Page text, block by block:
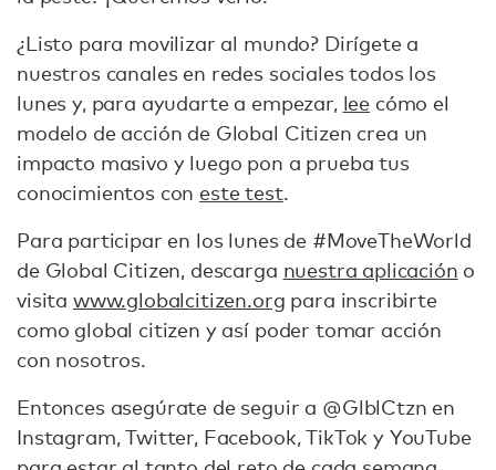
¿Listo para movilizar al mundo? Dirígete a
nuestros canales en redes sociales todos los
lunes y, para ayudarte a empezar, lee cómo el
modelo de acción de Global Citizen crea un
impacto masivo y luego pon a prueba tus
conocimientos con este test.
Para participar en los lunes de #MoveTheWorld
de Global Citizen, descarga nuestra aplicación o
visita www.globalcitizen.org para inscribirte
como global citizen y así poder tomar acción
con nosotros.
Entonces asegúrate de seguir a @GlblCtzn en
Instagram, Twitter, Facebook, TikTok y YouTube